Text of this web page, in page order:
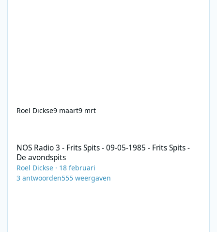
Roel Dickse9 maart9 mrt
NOS Radio 3 - Frits Spits - 09-05-1985 - Frits Spits -
De avondspits
Roel Dickse · 18 februari
3 antwoorden555 weergaven